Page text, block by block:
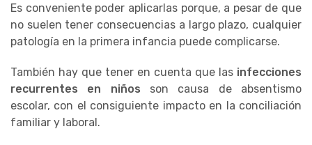
Es conveniente poder aplicarlas porque, a pesar de que
no suelen tener consecuencias a largo plazo, cualquier
patología en la primera infancia puede complicarse.
También hay que tener en cuenta que las infecciones
recurrentes en niños son causa de absentismo
escolar, con el consiguiente impacto en la conciliación
familiar y laboral.